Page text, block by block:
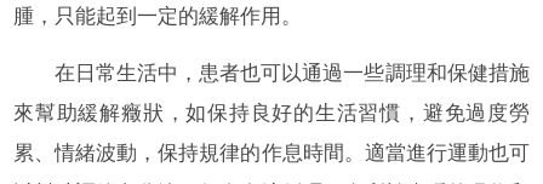
腫，只能起到一定的緩解作用。
在日常生活中，患者也可以通過一些調理和保健措施
來幫助緩解癥狀，如保持良好的生活習慣，避免過度勞
累、情緒波動，保持規律的作息時間。適當進行運動也可